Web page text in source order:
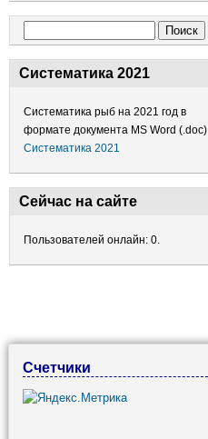
Систематика 2021
Систематика рыб на 2021 год в
формате документа MS Word (.doc)
Систематика 2021
Сейчас на сайте
Пользователей онлайн: 0.
Счетчики